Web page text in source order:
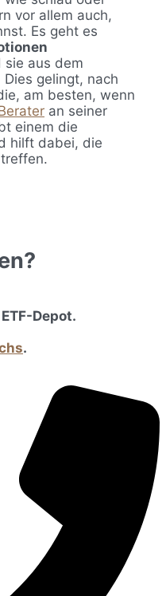
vor allem auch,
Es geht es
sie aus dem
gelingt, nach
am besten, wenn
an seiner
einem die
hilft dabei, die
Depot.
.